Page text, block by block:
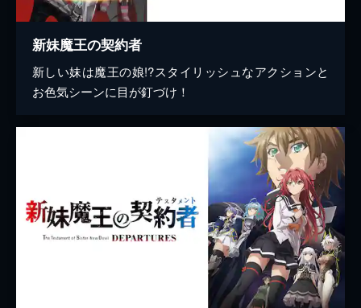
新妹魔王の契約者
新しい妹は魔王の娘!?スタイリッシュなアクションと
お色気シーンに目が釘づけ！